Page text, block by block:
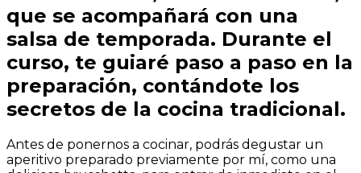
que se acompañará con una
salsa de temporada. Durante el
curso, te guiaré paso a paso en la
preparación, contándote los
secretos de la cocina tradicional.
Antes de ponernos a cocinar, podrás degustar un
aperitivo preparado previamente por mí, como una